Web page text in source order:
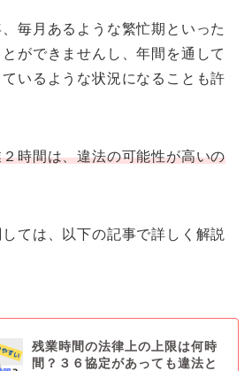
毎月あるような繁忙期といった
ができませんし、年間を通して
いるような状況になることも許
時間は、違法の可能性が高いの
ては、以下の記事で詳しく解説
残業時間の法律上の上限は何時
間？３６協定があっても違法と